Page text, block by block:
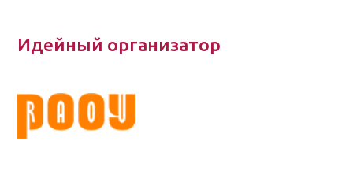
Идейный организатор